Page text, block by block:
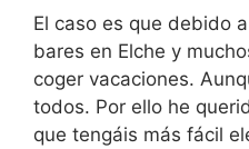
El caso es que debido
bares en Elche y
coger vacaciones.
todos. Por ello he
que tengáis más fácil